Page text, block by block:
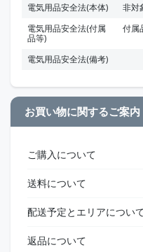
電気用品安全法(本体)
非対
電気用品安全法(付属
品等)
付属
電気用品安全法(備考)
お買い物に関するご案内
ご購入について
送料について
配送予定とエリアについ
返品について